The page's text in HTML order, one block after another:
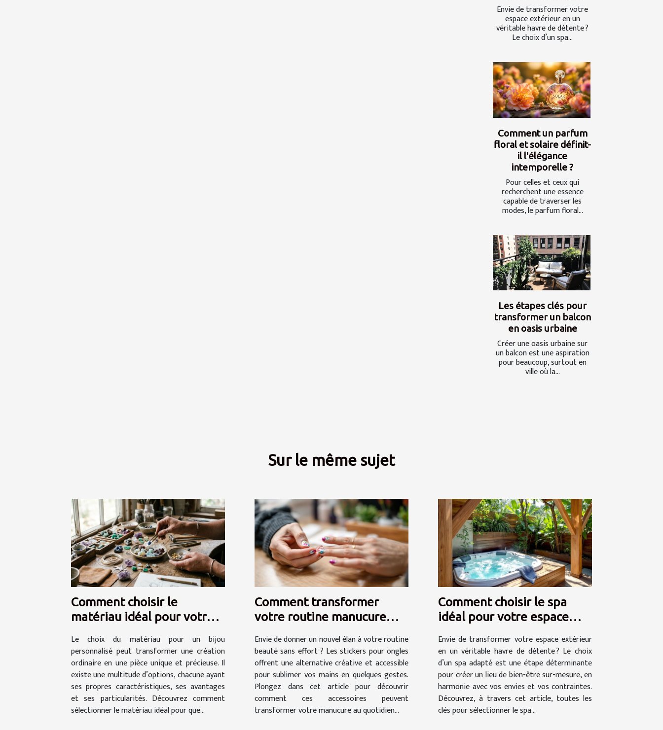
Envie de transformer votre
espace extérieur en un
véritable havre de détente ?
Le choix d’un spa...
Comment un parfum
floral et solaire définit-
il l'élégance
intemporelle ?
Pour celles et ceux qui
recherchent une essence
capable de traverser les
modes, le parfum floral...
Les étapes clés pour
transformer un balcon
en oasis urbaine
Créer une oasis urbaine sur
un balcon est une aspiration
pour beaucoup, surtout en
ville où la...
Sur le même sujet
Comment choisir le
matériau idéal pour votre
Le choix du matériau pour un bijou
personnalisé peut transformer une création
ordinaire en une pièce unique et précieuse. Il
existe une multitude d’options, chacune ayant
ses propres caractéristiques, ses avantages
et ses particularités. Découvrez comment
sélectionner le matériau idéal pour que...
Comment transformer
votre routine manucure
Envie de donner un nouvel élan à votre routine
beauté sans effort ? Les stickers pour ongles
offrent une alternative créative et accessible
pour sublimer vos mains en quelques gestes.
Plongez dans cet article pour découvrir
comment ces accessoires peuvent
transformer votre manucure au quotidien...
Comment choisir le spa
idéal pour votre espace
Envie de transformer votre espace extérieur
en un véritable havre de détente ? Le choix
d’un spa adapté est une étape déterminante
pour créer un lieu de bien-être sur-mesure, en
harmonie avec vos envies et vos contraintes.
Découvrez, à travers cet article, toutes les
clés pour sélectionner le spa...